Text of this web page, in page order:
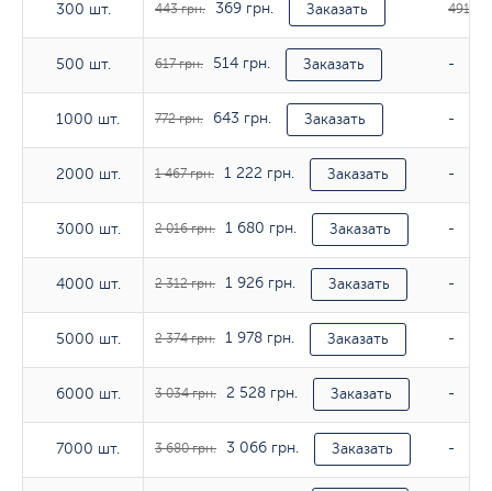
300 шт.
500 шт.
1000 шт.
2000 шт.
3000 шт.
4000 шт.
5000 шт.
6000 шт.
7000 шт.
300 шт. 443 грн. 369 грн. Заказать 491
500 шт. 617 грн. 514 грн. Заказать -
1000 шт. 772 грн. 643 грн. Заказать -
2000 шт. 1 467 грн. 1 222 грн. Заказать -
3000 шт. 2 016 грн. 1 680 грн. Заказать -
4000 шт. 2 312 грн. 1 926 грн. Заказать -
5000 шт. 2 374 грн. 1 978 грн. Заказать -
6000 шт. 3 034 грн. 2 528 грн. Заказать -
7000 шт. 3 680 грн. 3 066 грн. Заказать -